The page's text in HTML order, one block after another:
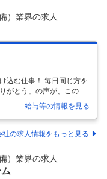
フリーター歓迎、学歴
ークOK、ミドル(40代
）業界の求人
込む仕事！ 毎日同じ方を
がとう」の声が、この仕
の利用者を送迎します
生まれる安心感。 決まっ
修が充実しているので未
ライバーの仕事は長時間運
時間も多くなっていま
まで安心して働ける労働
給与等の情報を見る
社の求人情報をもっと見る
）業界の求人